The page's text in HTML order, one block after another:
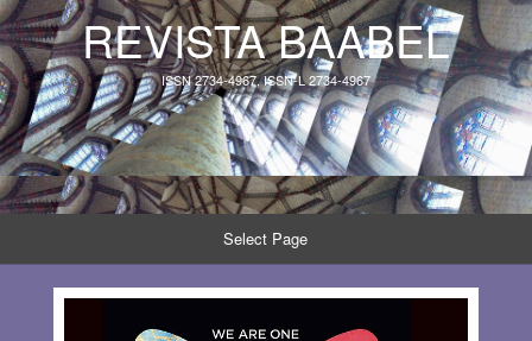
REVISTA BAABEL
ISSN 2734-4967, ISSN-L 2734-4967
Select Page